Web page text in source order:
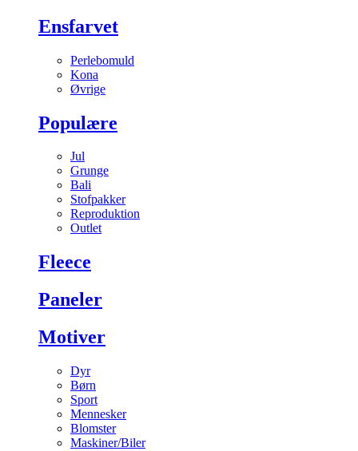
Ensfarvet
Perlebomuld
Kona
Øvrige
Populære
Jul
Grunge
Bali
Stofpakker
Reproduktion
Outlet
Fleece
Paneler
Motiver
Dyr
Børn
Sport
Mennesker
Blomster
Maskiner/Biler